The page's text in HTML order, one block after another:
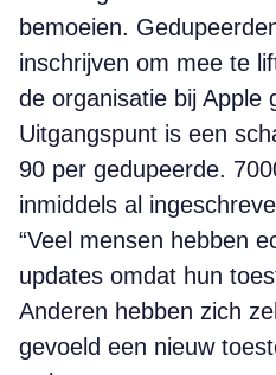
bemoeien.
inschrijven om mee te
de organisatie bij Apple
Uitgangspunt is een
90 per gedupeerde.
inmiddels al
“Veel mensen hebben
updates omdat hun
Anderen hebben zich
gevoeld een nieuw